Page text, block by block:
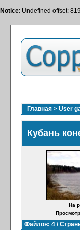
Notice: Undefined offset:
Главная > User
Кубань
На
Файлов: 4 /